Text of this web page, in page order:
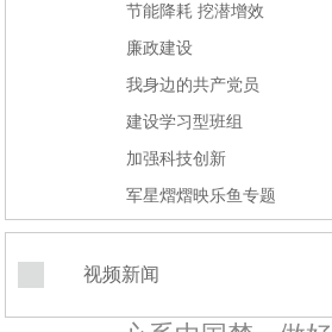
节能降耗 挖潜增效
廉政建设
我身边的共产党员
建设学习型班组
加强科技创新
军星熠熠映乐鱼专题
视频新闻